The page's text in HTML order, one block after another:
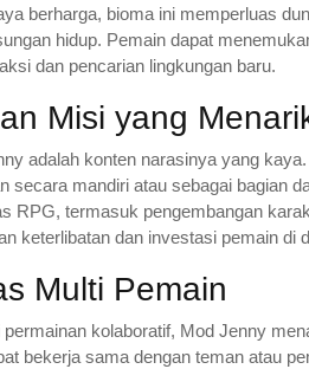
berharga, bioma ini memperluas
hidup. Pemain dapat
dan pencarian lingkungan baru.
Misi yang
adalah konten narasinya yang
secara mandiri atau sebagai bagian
RPG, termasuk pengembangan
keterlibatan dan investasi pemain di
Multi Pemain
kolaboratif, Mod Jenny
bekerja sama dengan teman atau